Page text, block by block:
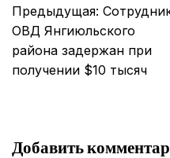
Навигация
по
записям
Предыдущая:
ОВД Янгиюльского
района задержан при
получении $10 тысяч
Добавить